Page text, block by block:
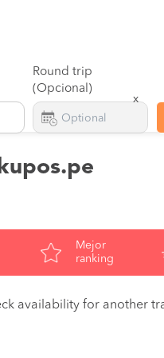
Round trip
(Opcional)
x
Mejor
ranking
availability for another